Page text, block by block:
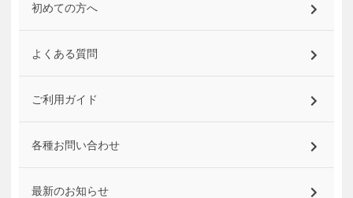
初めての方へ
よくある質問
ご利用ガイド
各種お問い合わせ
最新のお知らせ